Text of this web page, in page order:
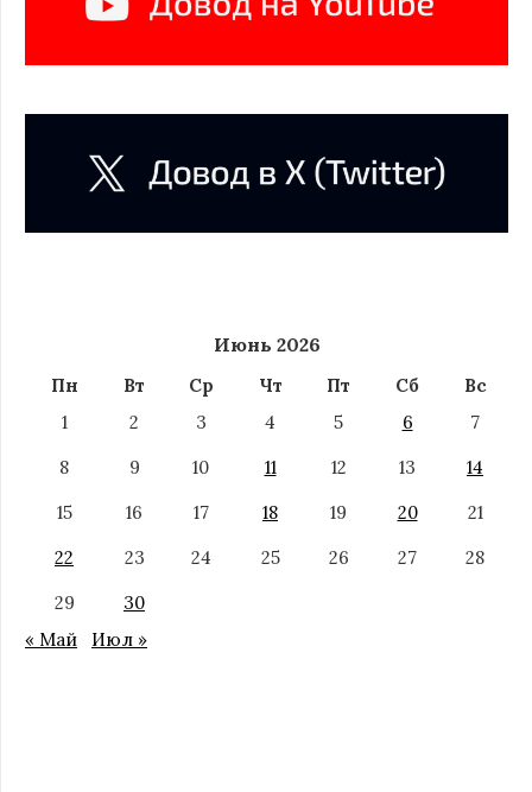
Июнь 2026
Пн Вт Ср Чт Пт Сб
Вс
1
2 3 4 5 6
7
8
9 10 11 12 13
14
15
16 17 18 19 20
21
22
23 24 25 26 27
28
29
30
« Май
Июл »